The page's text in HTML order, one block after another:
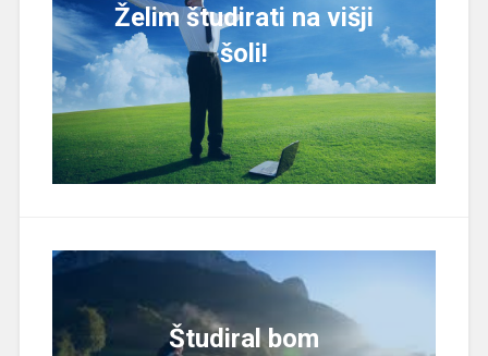
Želim študirati na višji
šoli!
Študiral bom